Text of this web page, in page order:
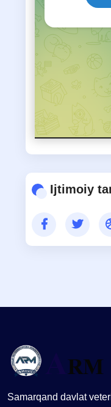
MAQOLALAR
Ijtimoiy
Samarqand davlat